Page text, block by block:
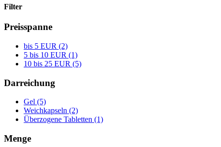
Filter
Preisspanne
bis 5 EUR (2)
5 bis 10 EUR (1)
10 bis 25 EUR (5)
Darreichung
Gel (5)
Weichkapseln (2)
Überzogene Tabletten (1)
Menge